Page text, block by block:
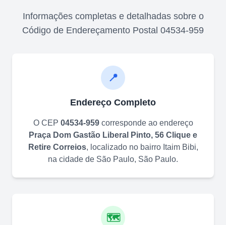
Informações completas e detalhadas sobre o
Código de Endereçamento Postal 04534-959
📍
Endereço Completo
O CEP 04534-959corresponde ao endereço
Praça Dom Gastão Liberal Pinto, 56 Clique e
Retire Correios, localizado no bairro Itaim Bibi,
na cidade de São Paulo, São Paulo.
🗺️